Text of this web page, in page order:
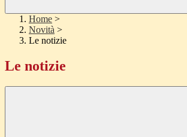
Home >
Novità >
Le notizie
Le notizie